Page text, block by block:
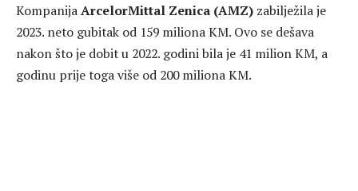
KompanijaArcelorMittal Zenica (AMZ) zabilježila je
2023. neto gubitak od 159 miliona KM. Ovo se dešava
nakon što je dobit u 2022. godini bila je 41 milion KM, a
godinu prije toga više od 200 miliona KM.